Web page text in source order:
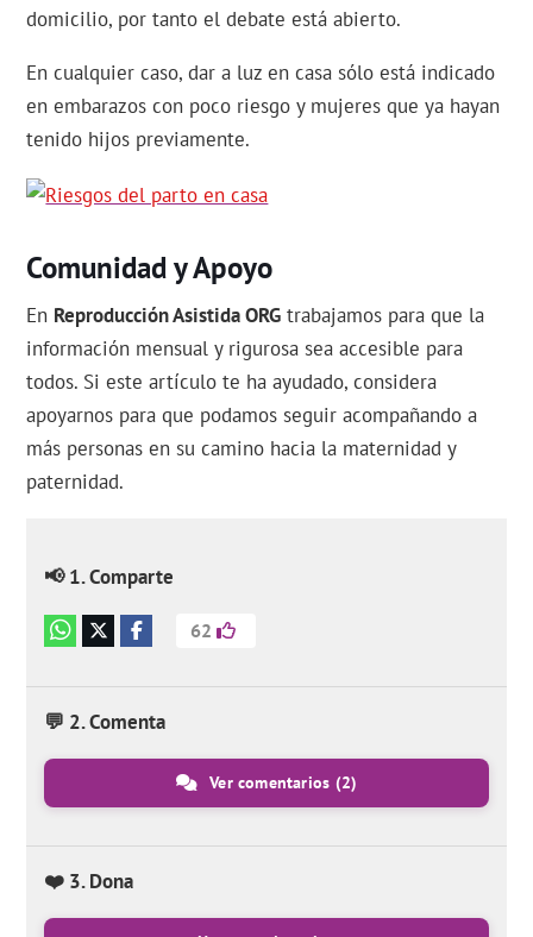
domicilio, por tanto el debate está abierto.
En cualquier caso, dar a luz en casa sólo está indicado
en embarazos con poco riesgo y mujeres que ya hayan
tenido hijos previamente.
Comunidad y Apoyo
En Reproducción Asistida ORG trabajamos para que la
información mensual y rigurosa sea accesible para
todos. Si este artículo te ha ayudado, considera
apoyarnos para que podamos seguir acompañando a
más personas en su camino hacia la maternidad y
paternidad.
📢 1. Comparte
62
💬 2. Comenta
Ver comentarios (2)
❤️ 3. Dona